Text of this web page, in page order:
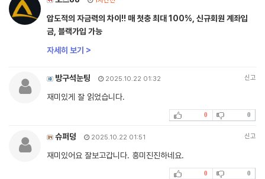
압도적의 자금력의 차이!! 매 첫충 최대 100%, 신규회원 계좌입
금, 블랙가입 가능
자세히 보기 >
방구석눈팅 2025.10.22 01:32 신고
재미있게 잘 읽었습니다.
0 0
슈퍼덩 2025.10.22 01:51 신고
재미있어요 잘보고갑니다. 흥미진진하네요.
0 0